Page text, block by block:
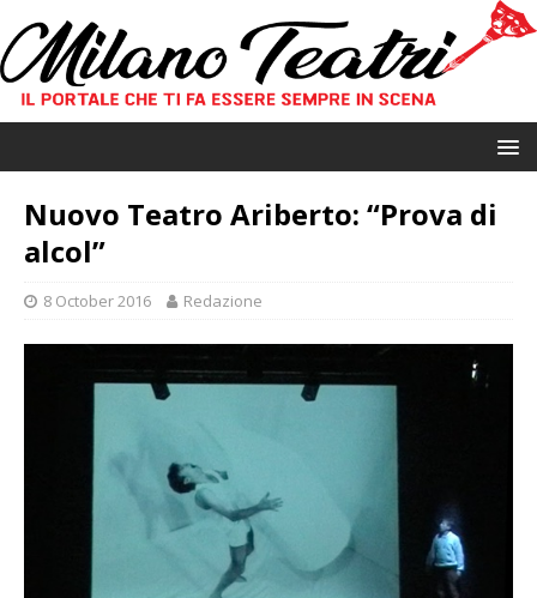
Nuovo Teatro Ariberto: “Prova di
alcol”
8 October 2016 Redazione